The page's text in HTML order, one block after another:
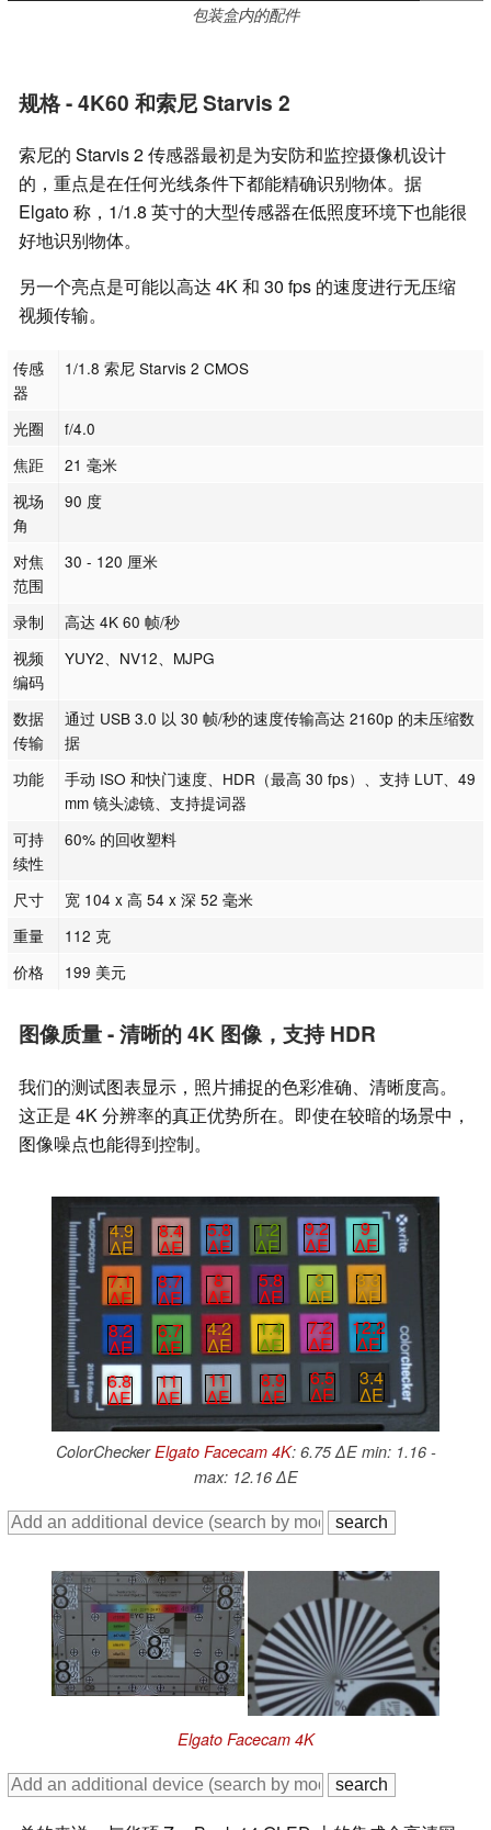
包装盒内的配件
规格 - 4K60 和索尼 Starvis 2
索尼的 Starvis 2 传感器最初是为安防和监控摄像机设计
的，重点是在任何光线条件下都能精确识别物体。据
Elgato 称，1/1.8 英寸的大型传感器在低照度环境下也能很
好地识别物体。
另一个亮点是可能以高达 4K 和 30 fps 的速度进行无压缩
视频传输。
传感
器
1/1.8 索尼 Starvis 2 CMOS
光圈
f/4.0
焦距
21 毫米
视场
角
90 度
对焦
范围
30 - 120 厘米
录制
高达 4K 60 帧/秒
视频
编码
YUY2、NV12、MJPG
数据
传输
通过 USB 3.0 以 30 帧/秒的速度传输高达 2160p 的未压缩数
据
功能
手动 ISO 和快门速度、HDR（最高 30 fps）、支持 LUT、49
mm 镜头滤镜、支持提词器
可持
续性
60% 的回收塑料
尺寸
宽 104 x 高 54 x 深 52 毫米
重量
112 克
价格
199 美元
图像质量 - 清晰的 4K 图像，支持 HDR
我们的测试图表显示，照片捕捉的色彩准确、清晰度高。
这正是 4K 分辨率的真正优势所在。即使在较暗的场景中，
图像噪点也能得到控制。
4.9
∆E
8.4
∆E
5.8
∆E
1.2
∆E
9.2
∆E
9
∆E
7.1
∆E
8.7
∆E
8
∆E
5.8
∆E
3
∆E
3.3
∆E
8.2
∆E
6.7
∆E
4.2
∆E
1.4
∆E
7.2
∆E
12.2
∆E
6.8
∆E
11
∆E
11
∆E
8.9
∆E
6.5
∆E
3.4
∆E
ColorCheckerElgato Facecam 4K: 6.75 ∆E min: 1.16 -
max: 12.16 ∆E
Elgato Facecam 4K